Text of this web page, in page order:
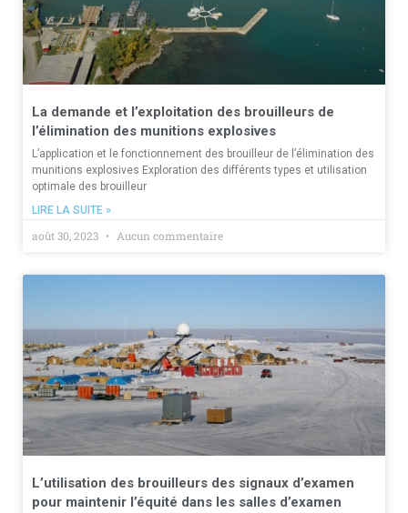
La demande et l’exploitation des brouilleurs de
l’élimination des munitions explosives
L’application et le fonctionnement des brouilleur de l’élimination des
munitions explosives Exploration des différents types et utilisation
optimale des brouilleur
LIRE LA SUITE »
août 30, 2023 Aucun commentaire
L’utilisation des brouilleurs des signaux d’examen
pour maintenir l’équité dans les salles d’examen